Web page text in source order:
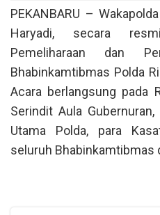
PEKANBARU –
Haryadi, secara
Pemeliharaan dan
Bhabinkamtibmas Polda
Acara berlangsung pada
Serindit Aula
Utama Polda, para
seluruh Bhabinkamtibmas